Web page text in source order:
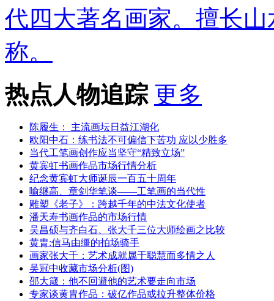
代四大著名画家。擅长
称。
热点人物追踪 更多
陈履生： 主流画坛日益江湖化
欧阳中石：练书法不可偏信下苦功 应以少胜多
当代工笔画创作应当坚守“精致立场”
黄宾虹书画作品市场行情分析
纪念黄宾虹大师诞辰一百五十周年
喻继高、章剑华笔谈——工笔画的当代性
雕塑《老子》：跨越千年的中法文化使者
潘天寿书画作品的市场行情
吴昌硕与齐白石、张大千三位大师绘画之比较
黄胄:信马由缰的拍场骑手
画家张大千：艺术成就属于聪慧而多情之人
吴冠中收藏市场分析(图)
邵大箴：他不回避他的艺术要走向市场
专家谈黄胄作品：破亿作品或拉升整体价格